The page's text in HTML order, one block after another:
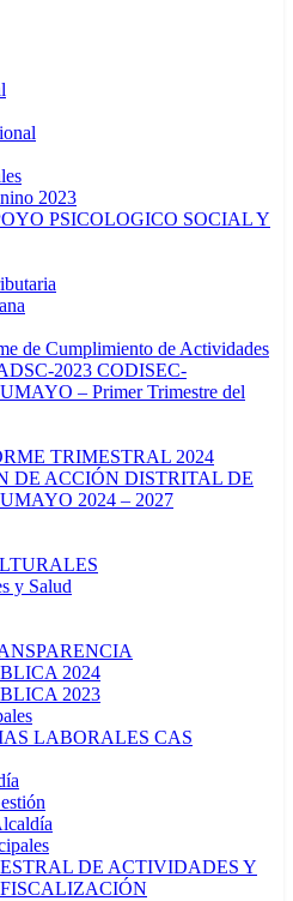
2023
PSICOLOGICO SOCIAL Y
de Cumplimiento de Actividades
2023 CODISEC-
– Primer Trimestre del
TRIMESTRAL 2024
DE ACCIÓN DISTRITAL DE
2024 – 2027
y Salud
2024
2023
LABORALES CAS
DE ACTIVIDADES Y